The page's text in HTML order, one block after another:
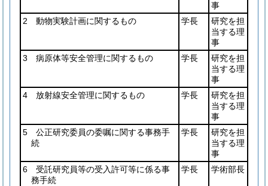
事
2 動物実験計画に関するもの
学長
研究を担
当する理
事
3 病原体等安全管理に関するもの
学長
研究を担
当する理
事
4 放射線安全管理に関するもの
学長
研究を担
当する理
事
5 公正研究委員の委嘱に関する事務手
続
学長
研究を担
当する理
事
6 受託研究員等の受入許可等に係る事
務手続
学長 学術部長